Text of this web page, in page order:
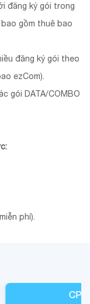
đăng ký gói trong
gồm thuê bao
đăng ký gói theo
ezCom).
gói DATA/COMBO
phí).